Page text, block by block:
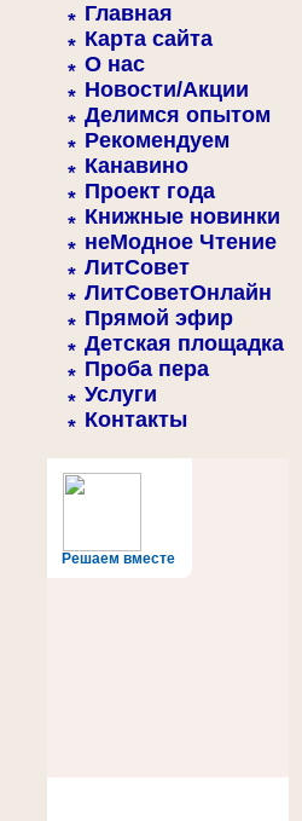
Главная
Карта сайта
О нас
Новости/Акции
Делимся опытом
Рекомендуем
Канавино
Проект года
Книжные новинки
неМодное Чтение
ЛитСовет
ЛитСоветОнлайн
Прямой эфир
Детская площадка
Проба пера
Услуги
Контакты
Решаем вместе